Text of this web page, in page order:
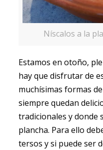
Níscalos a la
Estamos en otoño,
hay que disfrutar de
muchísimas formas
siempre quedan
tradicionales y donde
plancha. Para ello
tersos y si puede ser